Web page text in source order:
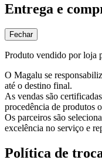
Entrega e
Fechar
Produto vendido por loja
O Magalu se
até o destino final.
As vendas são
procedência de produtos
Os parceiros são
excelência no serviço e
Política de